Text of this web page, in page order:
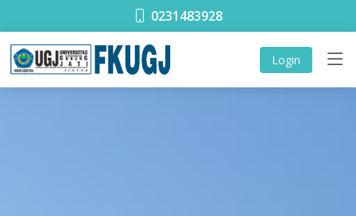
0231483928
Login